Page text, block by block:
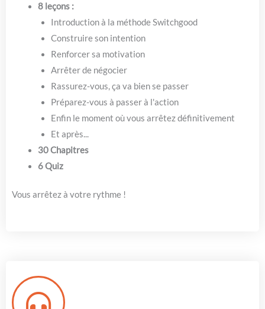
8 leçons :
Introduction à la méthode Switchgood
Construire son intention
Renforcer sa motivation
Arrêter de négocier
Rassurez-vous, ça va bien se passer
Préparez-vous à passer à l'action
Enfin le moment où vous arrêtez définitivement
Et après...
30 Chapitres
6 Quiz
Vous arrêtez à votre rythme !